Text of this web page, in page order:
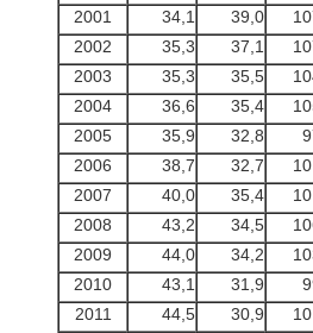
2001
34,1 39,0
2002
35,3 37,1
2003
35,3 35,5
2004
36,6 35,4
2005
35,9 32,8
2006
38,7 32,7
2007
40,0 35,4
2008
43,2 34,5
2009
44,0 34,2
2010
43,1 31,9
2011
44,5 30,9